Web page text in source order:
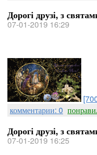
Дорогі друзі, з
07-01-2019 16:29
комментарии: 0
Дорогі друзі, з
07-01-2019 16:25